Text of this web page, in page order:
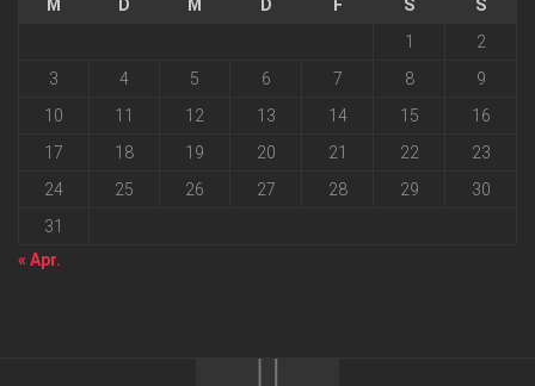
M D M D F S
S
1
2
3
4 5 6 7 8
9
10
11 12 13 14 15
16
17
18 19 20 21 22
23
24
25 26 27 28 29
30
31
« Apr.